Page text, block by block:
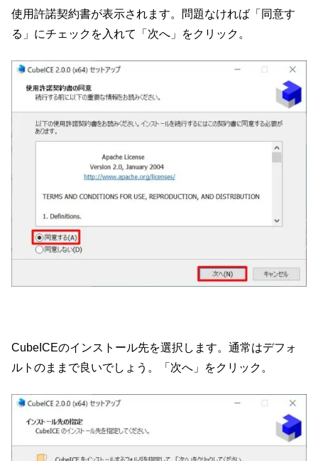
使用許諾契約書が表示されます。問題なければ「同意す
る」にチェックを入れて「次へ」をクリック。
CubeICEのインストール先を選択します。通常はデフォ
ルトのままで良いでしょう。「次へ」をクリック。